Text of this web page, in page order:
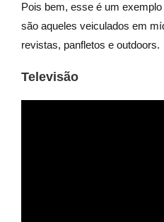
Pois bem, esse é um
são aqueles veiculados em
revistas, panfletos e outdoors.
Televisão